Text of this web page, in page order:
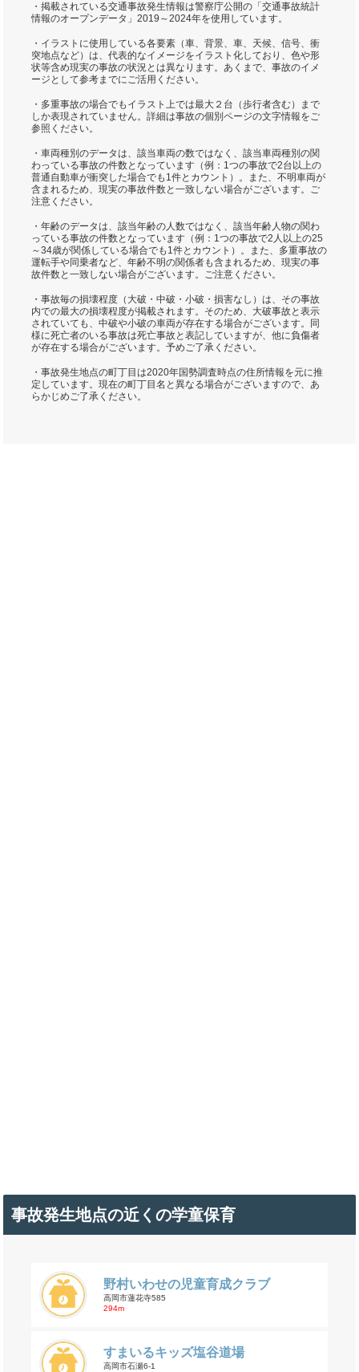
・掲載されている交通事故発生情報は警察庁公開の「交通事故統計
情報のオープンデータ」2019～2024年を使用しています。
・イラストに使用している各要素（車、背景、車、天候、信号、衝
突地点など）は、代表的なイメージをイラスト化しており、色や形
状等含め現実の事故の状況とは異なります。あくまで、事故のイメ
ージとして参考までにご活用ください。
・多重事故の場合でもイラスト上では最大２台（歩行者含む）まで
しか表現されていません。詳細は事故の個別ページの文字情報をご
参照ください。
・車両種別のデータは、該当車両の数ではなく、該当車両種別の関
わっている事故の件数となっています（例：1つの事故で2台以上の
普通自動車が衝突した場合でも1件とカウント）。また、不明車両が
含まれるため、現実の事故件数と一致しない場合がございます。ご
注意ください。
・年齢のデータは、該当年齢の人数ではなく、該当年齢人物の関わ
っている事故の件数となっています（例：1つの事故で2人以上の25
～34歳が関係している場合でも1件とカウント）。また、多重事故の
運転手や同乗者など、年齢不明の関係者も含まれるため、現実の事
故件数と一致しない場合がございます。ご注意ください。
・事故毎の損壊程度（大破・中破・小破・損害なし）は、その事故
内での最大の損壊程度が掲載されます。そのため、大破事故と表示
されていても、中破や小破の車両が存在する場合がございます。同
様に死亡者のいる事故は死亡事故と表記していますが、他に負傷者
が存在する場合がございます。予めご了承ください。
・事故発生地点の町丁目は2020年国勢調査時点の住所情報を元に推
定しています。現在の町丁目名と異なる場合がございますので、あ
らかじめご了承ください。
事故発生地点の近くの学童保育
野村いわせの児童育成クラブ
高岡市蓮花寺585
294m
すまいるキッズ塩谷道場
高岡市石瀬6-1